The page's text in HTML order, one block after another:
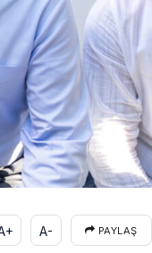
A- PAYLAŞ